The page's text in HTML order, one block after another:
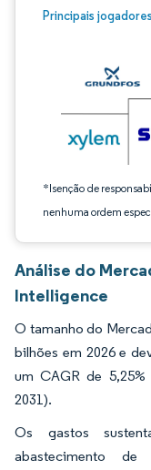
Principais jogadores
*Isenção de
nenhuma ordem
Imagem © Mordor
Análise do
Intelligence
O tamanho do
bilhões em 2026 e
um CAGR de
2031).
Os gastos
abastecimento